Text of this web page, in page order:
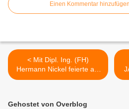
Einen Kommentar hinzufügen
< Mit Dipl. Ing. (FH)
Hermann Nickel feierte am
1. April ein
Gehostet von Overblog